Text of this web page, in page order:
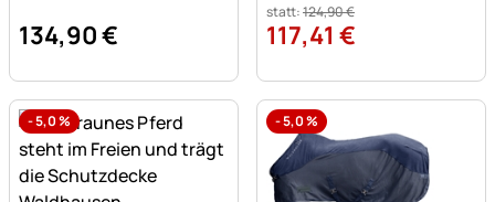
134,90€
statt:124,90€
117,41 €
-5,0% -5,0%